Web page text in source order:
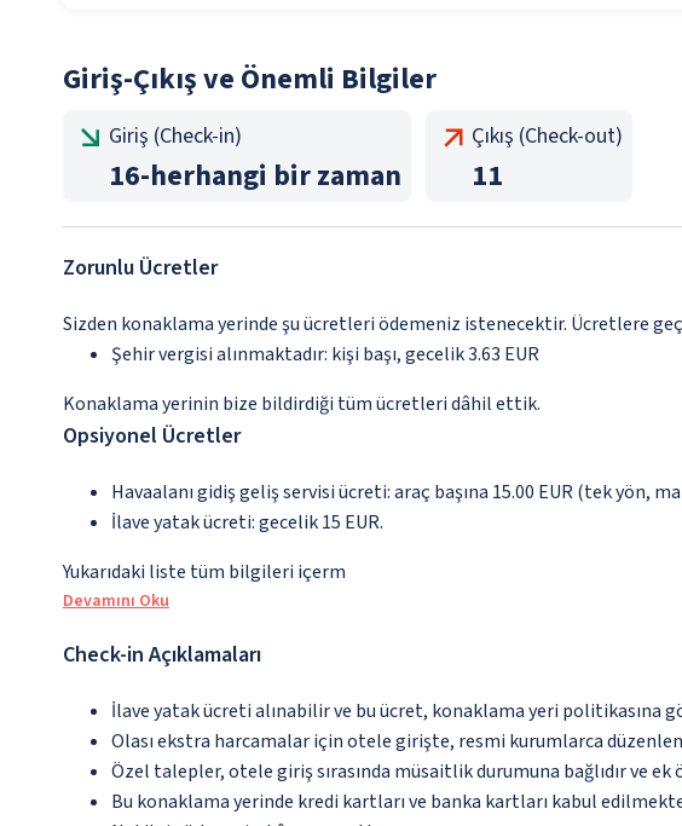
Giriş-Çıkış ve Önemli Bilgiler
Giriş (Check-in)
16-herhangi bir zaman
Çıkış (Check-out)
11
Zorunlu Ücretler
Sizden konaklama yerinde şu ücretleri ödemeniz istenecektir. Ücretlere
Şehir vergisi alınmaktadır: kişi başı, gecelik 3.63 EUR
Konaklama yerinin bize bildirdiği tüm ücretleri dâhil ettik.
Opsiyonel Ücretler
Havaalanı gidiş geliş servisi ücreti: araç başına 15.00 EUR (tek yön,
İlave yatak ücreti: gecelik 15 EUR.
Yukarıdaki liste tüm bilgileri içerm
Devamını Oku
Check-in Açıklamaları
İlave yatak ücreti alınabilir ve bu ücret, konaklama yeri politikasına
Olası ekstra harcamalar için otele girişte, resmi kurumlarca
Özel talepler, otele giriş sırasında müsaitlik durumuna bağlıdır ve
Bu konaklama yerinde kredi kartları ve banka kartları kabul